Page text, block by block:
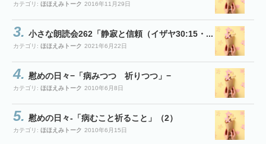
カテゴリ: ほほえみトーク 2016年11月29日
小さな朗読会262「静寂と信頼（イザヤ30:15・...
カテゴリ: ほほえみトーク 2021年6月22日
慰めの日々−「病みつつ 祈りつつ」−
カテゴリ: ほほえみトーク 2010年6月8日
慰めの日々-「病むこと祈ること」（2）
カテゴリ: ほほえみトーク 2010年6月15日